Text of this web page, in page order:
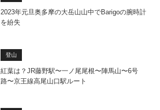
2023年元旦奥多摩の大岳山山中でBarigoの腕時計
を紛失
登山
紅葉は？JR藤野駅〜一ノ尾尾根〜陣馬山〜6号
路〜京王線高尾山口駅ルート